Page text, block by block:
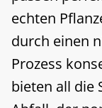
echten
durch einen
Prozess
bieten all die